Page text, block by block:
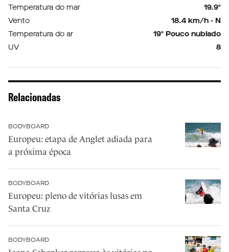
Temperatura do mar
19.9º
Vento
18.4 km/h - N
Temperatura do ar
19º Pouco nublado
UV
8
Relacionadas
BODYBOARD
Europeu: etapa de Anglet adiada para
a próxima época
BODYBOARD
Europeu: pleno de vitórias lusas em
Santa Cruz
BODYBOARD